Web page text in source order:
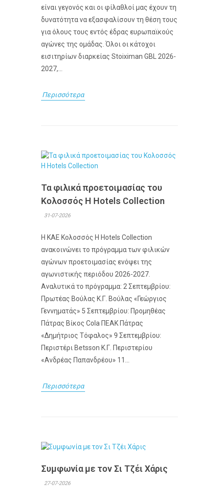
είναι γεγονός και οι φίλαθλοί μας έχουν τη
δυνατότητα να εξασφαλίσουν τη θέση τους
για όλους τους εντός έδρας ευρωπαϊκούς
αγώνες της ομάδας. Όλοι οι κάτοχοι
εισιτηρίων διαρκείας Stoiximan GBL 2026-
2027,...
Περισσότερα
Τα φιλικά προετοιμασίας του
Κολοσσός H Hotels Collection
31-07-2026
Η ΚΑΕ Κολοσσός H Hotels Collection
ανακοινώνει το πρόγραμμα των φιλικών
αγώνων προετοιμασίας ενόψει της
αγωνιστικής περιόδου 2026-2027.
Αναλυτικά το πρόγραμμα: 2 Σεπτεμβρίου:
Πρωτέας Βούλας Κ.Γ. Βούλας «Γεώργιος
Γεννηματάς» 5 Σεπτεμβρίου: Προμηθέας
Πάτρας Βίκος Cola ΠΕΑΚ Πάτρας
«Δημήτριος Τόφαλος» 9 Σεπτεμβρίου:
Περιστέρι Betsson Κ.Γ. Περιστερίου
«Ανδρέας Παπανδρέου» 11...
Περισσότερα
Συμφωνία με τον Σι Τζέι Χάρις
27-07-2026